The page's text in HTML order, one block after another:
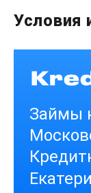
Условия